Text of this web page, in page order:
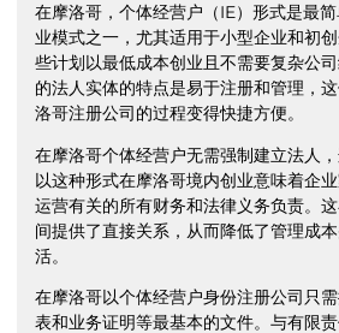
在摩洛哥，个体经营户（IE）形式是最
业模式之一，尤其适用于小型企业和初
些计划以最低成本创业且不需要复杂公
的法人实体的特点是易于注册和管理，
洛哥注册公司的过程变得快捷方便。
在摩洛哥个体经营户无需强制建立法人，
以这种形式在摩洛哥境内创业意味着企
运营有关的所有财务和法律义务负责。
间提供了直接关系，从而降低了管理成
活。
在摩洛哥以个体经营户身份注册公司只
表和业务证明等最基本的文件。与有限